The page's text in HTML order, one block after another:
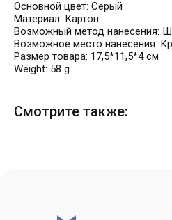
Основной цвет: Серый
Материал: Картон
Возможный метод нанесения:
Возможное место нанесения:
Размер товара: 17,5*11,5*4 см
Weight: 58 g
Смотрите также: